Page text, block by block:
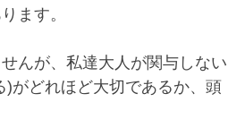
ます。
んが、私達大人が関与しない
がどれほど大切であるか、頭